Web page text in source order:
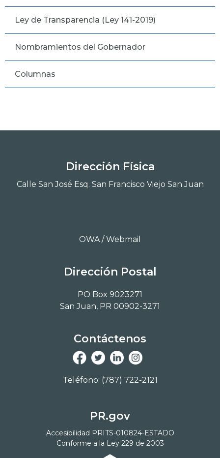
Ley de Transparencia (Ley 141-2019)
Nombramientos del Gobernador
Columnas
Dirección Física
Calle San José Esq. San Francisco Viejo San Juan
OWA / Webmail
Dirección Postal
PO Box 9023271
San Juan, PR 00902-3271
Contáctenos
Teléfono: (787) 722-2121
PR.gov
Accesibilidad PRITS-010824-ESTADO
Conforme a la Ley 229 de 2003